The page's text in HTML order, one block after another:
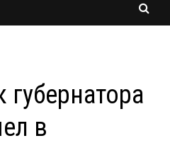
губернатора
в